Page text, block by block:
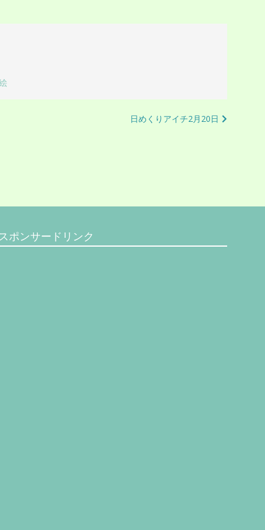
日めくりアイチ2月20日
ポンサードリンク